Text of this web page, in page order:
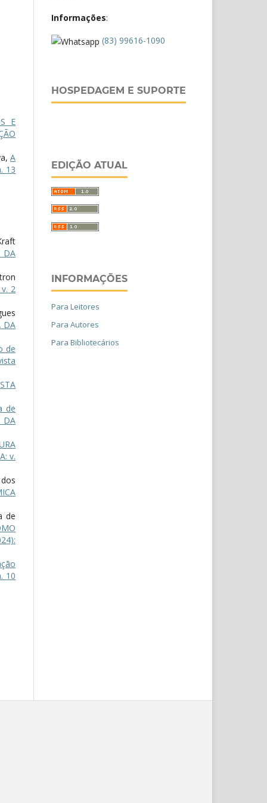
E
A
13
DA
v. 2
DA
de
de
DA
v.
de
10
Informações:
(83) 99616-1090
HOSPEDAGEM E SUPORTE
EDIÇÃO ATUAL
INFORMAÇÕES
Para Leitores
Para Autores
Para Bibliotecários